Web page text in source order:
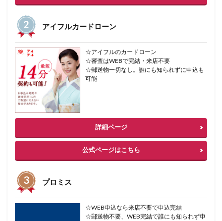
アイフルカードローン
☆アイフルのカードローン
☆審査はWEBで完結・来店不要
☆郵送物一切なし。誰にも知られずに申込も
可能
詳細ページ
公式ページはこちら
プロミス
☆WEB申込なら来店不要で申込完結
☆郵送物不要、WEB完結で誰にも知られず申